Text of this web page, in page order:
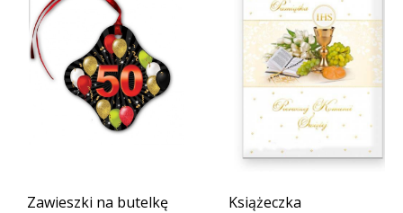
Zawieszki na butelkę
Książeczka